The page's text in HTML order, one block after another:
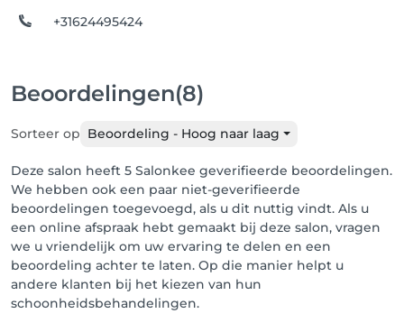
+31624495424
Beoordelingen(8)
Sorteer op Beoordeling - Hoog naar laag
Deze salon heeft 5 Salonkee geverifieerde beoordelingen.
We hebben ook een paar niet-geverifieerde
beoordelingen toegevoegd, als u dit nuttig vindt. Als u
een online afspraak hebt gemaakt bij deze salon, vragen
we u vriendelijk om uw ervaring te delen en een
beoordeling achter te laten. Op die manier helpt u
andere klanten bij het kiezen van hun
schoonheidsbehandelingen.